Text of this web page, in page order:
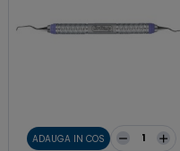
ADAUGA IN COS